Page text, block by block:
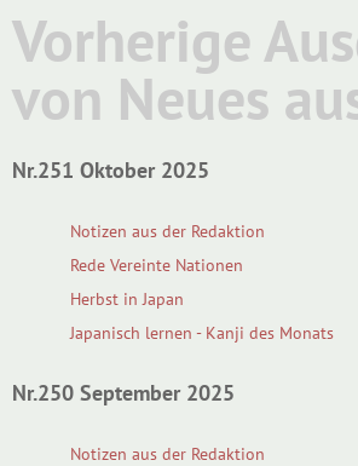
Vorherige
von Neues
Nr.251 Oktober 2025
Notizen aus der Redaktion
Rede Vereinte Nationen
Herbst in Japan
Japanisch lernen - Kanji des Monats
Nr.250 September 2025
Notizen aus der Redaktion